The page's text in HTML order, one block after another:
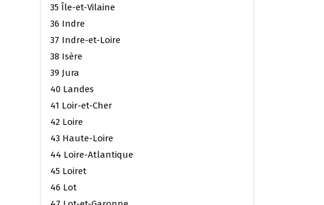
35 Île-et-Vilaine
36 Indre
37 Indre-et-Loire
38 Isère
39 Jura
40 Landes
41 Loir-et-Cher
42 Loire
43 Haute-Loire
44 Loire-Atlantique
45 Loiret
46 Lot